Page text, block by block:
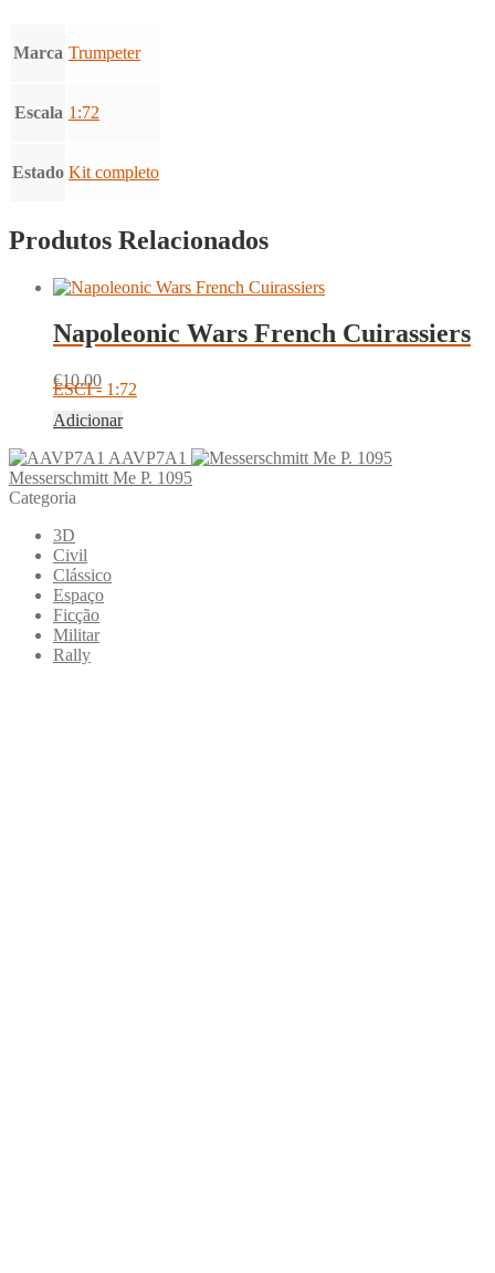
Marca Trumpeter
Escala 1:72
Estado Kit completo
Produtos Relacionados
Napoleonic Wars French Cuirassiers
€10.00
ESCI - 1:72
Adicionar
AAVP7A1
Messerschmitt Me P. 1095
Categoria
3D
Civil
Clássico
Espaço
Ficção
Militar
Rally